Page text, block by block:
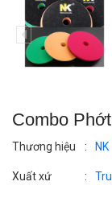
Combo
Thương hiệu : NK
Xuất xứ :